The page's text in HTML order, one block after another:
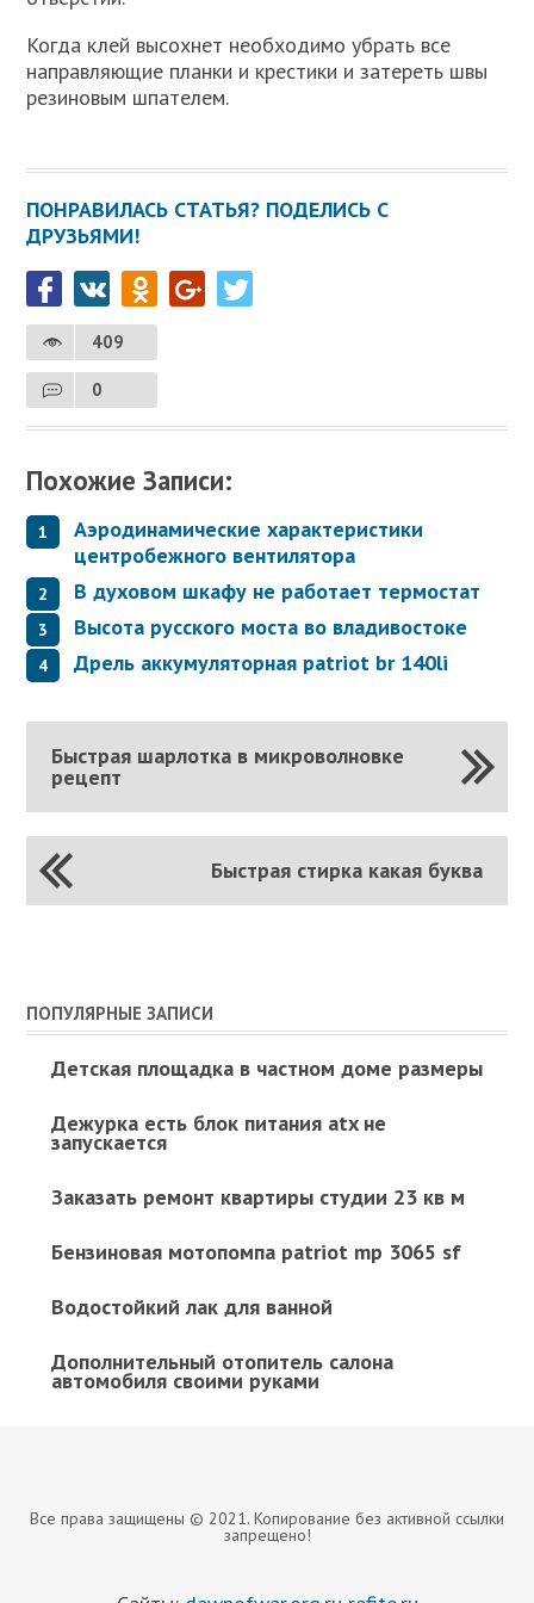
Когда клей высохнет необходимо убрать все
направляющие планки и крестики и затереть швы
резиновым шпателем.
ПОНРАВИЛАСЬ СТАТЬЯ? ПОДЕЛИСЬ С
ДРУЗЬЯМИ!
409
0
Похожие Записи:
Аэродинамические характеристики
центробежного вентилятора
В духовом шкафу не работает термостат
Высота русского моста во владивостоке
Дрель аккумуляторная patriot br 140li
Быстрая шарлотка в микроволновке
рецепт
Быстрая стирка какая буква
ПОПУЛЯРНЫЕ ЗАПИСИ
Детская площадка в частном доме размеры
Дежурка есть блок питания atx не
запускается
Заказать ремонт квартиры студии 23 кв м
Бензиновая мотопомпа patriot mp 3065 sf
Водостойкий лак для ванной
Дополнительный отопитель салона
автомобиля своими руками
Все права защищены © 2021. Копирование без активной ссылки
запрещено!